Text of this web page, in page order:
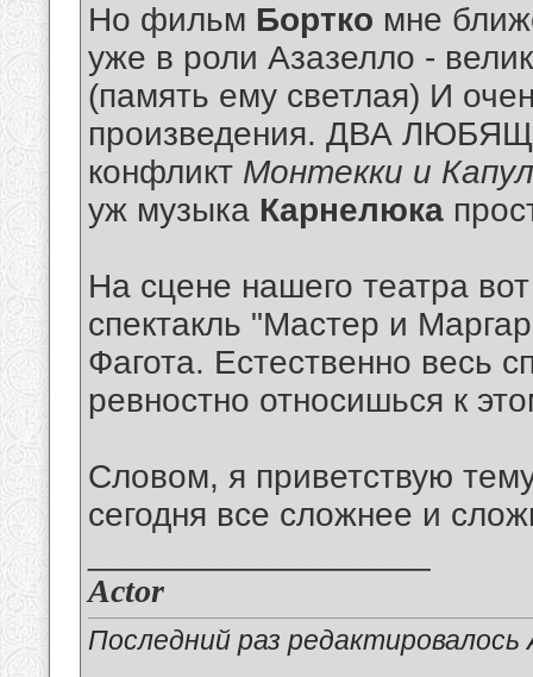
Но фильм Бортко мне
уже в роли Азазелло -
(память ему светлая) И
произведения. ДВА
конфликт Монтекки и
уж музыка Карнелюка
На сцене нашего театра
спектакль "Мастер и
Фагота. Естественно весь
ревностно относишься к
Словом, я приветствую
сегодня все сложнее и
Actor
Последний раз редактировалось